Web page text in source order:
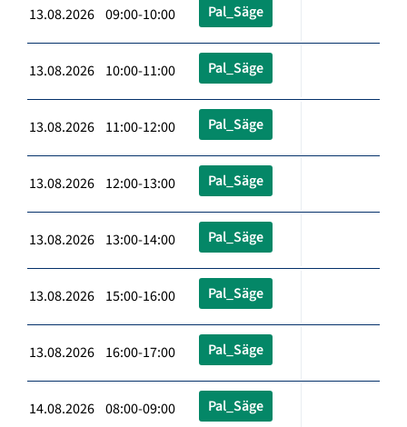
13.08.2026 09:00-10:00 Pal_Säge
13.08.2026 10:00-11:00 Pal_Säge
13.08.2026 11:00-12:00 Pal_Säge
13.08.2026 12:00-13:00 Pal_Säge
13.08.2026 13:00-14:00 Pal_Säge
13.08.2026 15:00-16:00 Pal_Säge
13.08.2026 16:00-17:00 Pal_Säge
14.08.2026 08:00-09:00 Pal_Säge